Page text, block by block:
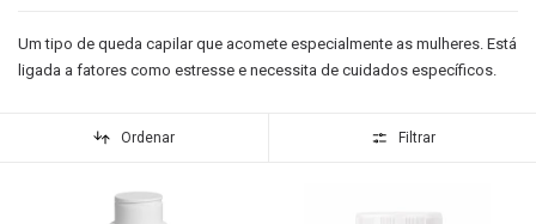
Um tipo de queda capilar que acomete especialmente as mulheres. Está
ligada a fatores como estresse e necessita de cuidados específicos.
Ordenar Filtrar